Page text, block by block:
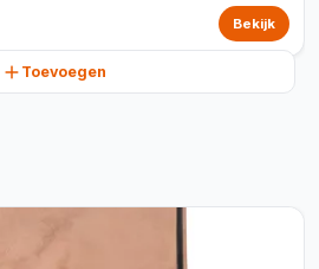
Bekijk
Toevoegen